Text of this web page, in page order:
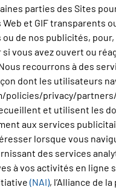
parties des Sites
et GIF transparents
de nos publicités,
vous avez ouvert ou
recourrons à des
dont les utilisateurs
privacy/
et utilisent les
aux services
lorsque vous
des services
à vos activités en ligne
(NAI), l’Alliance de